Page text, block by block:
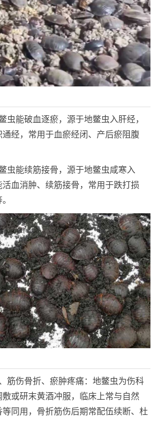
虫能破血逐瘀，源于地鳖虫入肝经，
经，常用于血瘀经闭、产后瘀阻腹
虫能续筋接骨，源于地鳖虫咸寒入
血消肿、续筋接骨，常用于跌打损
筋伤骨折、瘀肿疼痛：地鳖虫为伤科
或研末黄酒冲服，临床上常与自然
同用，骨折筋伤后期常配伍续断、杜